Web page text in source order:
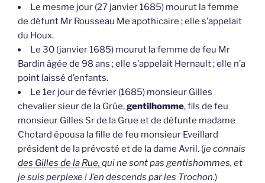
Le mesme jour (27 janvier 1685) mourut la femme
de défunt Mr Rousseau Me apothicaire ; elle s’appelait
du Houx.
Le 30 (janvier 1685) mourut la femme de feu Mr
Bardin âgée de 98 ans ; elle s’appelait Hernault ; elle n’a
point laissé d’enfants.
Le 1er jour de février (1685) monsieur Gilles
chevalier sieur de la Grüe,gentilhomme, fils de feu
monsieur Gilles Sr de la Grue et de défunte madame
Chotard épousa la fille de feu monsieur Eveillard
président de la prévosté et de la dame Avril. (je connais
des Gilles de la Rue, qui ne sont pas gentishommes, et
je suis perplexe ! J’en descends par les Trochon.)